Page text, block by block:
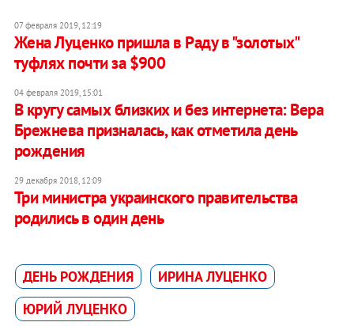
07 февраля 2019, 12:19
Жена Луценко пришла в Раду в "золотых"
туфлях почти за $900
04 февраля 2019, 15:01
В кругу самых близких и без интернета: Вера
Брежнева призналась, как отметила день
рождения
29 декабря 2018, 12:09
Три министра украинского правительства
родились в один день
ДЕНЬ РОЖДЕНИЯ
ИРИНА ЛУЦЕНКО
ЮРИЙ ЛУЦЕНКО